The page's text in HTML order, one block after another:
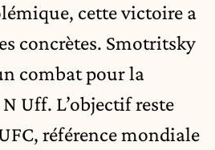
cette victoire a
concrètes. Smotritsky
combat pour la
Uff. L’objectif reste
référence mondiale